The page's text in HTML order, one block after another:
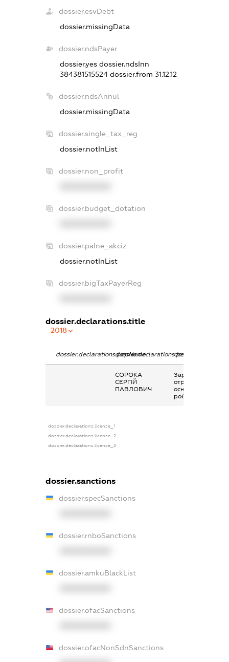
dossier.esvDebt
dossier.missingData
dossier.ndsPayer
dossier.yesdossier.ndsInn
384381515524dossier.from 31.12.12
dossier.ndsAnnul
dossier.missingData
dossier.single_tax_reg
dossier.notInList
dossier.non_profit
dossier.budget_dotation
dossier.palne_akciz
dossier.notInList
dossier.bigTaxPayerReg
dossier.declarations.title
2018
dossier.declarations.pepNamedossier.declarations.personName
СОРОКА
СЕРГІЙ
ПАВЛОВИЧ
Заробітна плата
отримана за
основним місцем
роботи
dossier.declarations.license_1
dossier.declarations.license_2
dossier.declarations.license_3
dossier.sanctions
dossier.specSanctions
dossier.rnboSanctions
dossier.amkuBlackList
dossier.ofacSanctions
dossier.ofacNonSdnSanctions